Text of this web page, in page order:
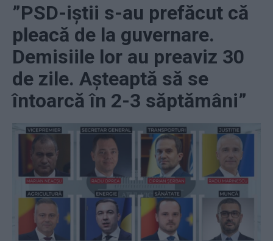
”PSD-iștii s-au prefăcut că
pleacă de la guvernare.
Demisiile lor au preaviz 30
de zile. Așteaptă să se
întoarcă în 2-3 săptămâni”